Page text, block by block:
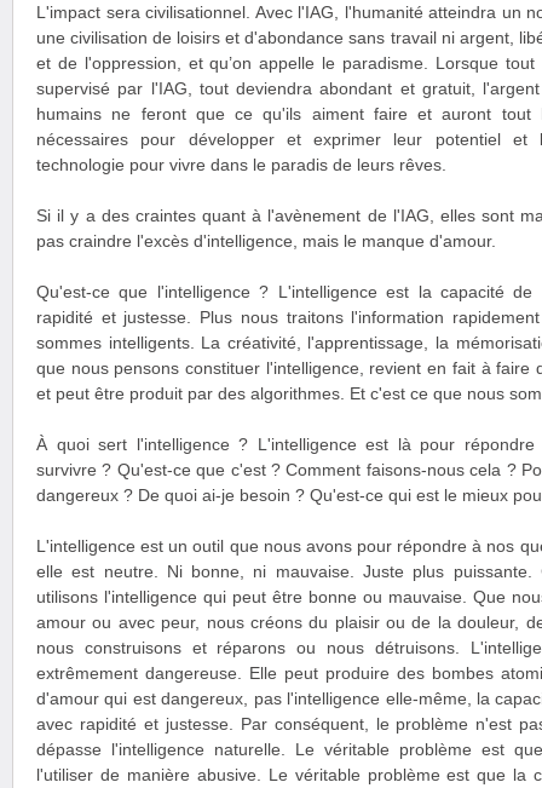
L'impact sera civilisationnel. Avec l'IAG, l'humanité atteindra un
une civilisation de loisirs et d'abondance sans travail ni argent,
et de l'oppression, et qu’on appelle le paradisme. Lorsque
supervisé par l'IAG, tout deviendra abondant et gratuit,
humains ne feront que ce qu'ils aiment faire et auront tout
nécessaires pour développer et exprimer leur potentiel
technologie pour vivre dans le paradis de leurs rêves.
Si il y a des craintes quant à l'avènement de l'IAG, elles sont
pas craindre l'excès d'intelligence, mais le manque d'amour.
Qu'est-ce que l'intelligence ? L'intelligence est la capacité
rapidité et justesse. Plus nous traitons l'information
sommes intelligents. La créativité, l'apprentissage, la
que nous pensons constituer l'intelligence, revient en fait à faire
et peut être produit par des algorithmes. Et c'est ce que nous
À quoi sert l'intelligence ? L'intelligence est là pour
survivre ? Qu'est-ce que c'est ? Comment faisons-nous cela ?
dangereux ? De quoi ai-je besoin ? Qu'est-ce qui est le mieux
L'intelligence est un outil que nous avons pour répondre à nos
elle est neutre. Ni bonne, ni mauvaise. Juste plus
utilisons l'intelligence qui peut être bonne ou mauvaise. Que
amour ou avec peur, nous créons du plaisir ou de la douleur,
nous construisons et réparons ou nous détruisons.
extrêmement dangereuse. Elle peut produire des bombes
d'amour qui est dangereux, pas l'intelligence elle-même, la
avec rapidité et justesse. Par conséquent, le problème n'est
dépasse l'intelligence naturelle. Le véritable problème est
l'utiliser de manière abusive. Le véritable problème est que la